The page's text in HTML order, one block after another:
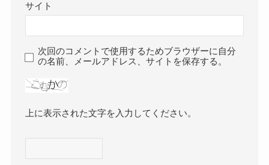
サイト
次回のコメントで使用するためブラウザーに自分
の名前、メールアドレス、サイトを保存する。
上に表示された文字を入力してください。